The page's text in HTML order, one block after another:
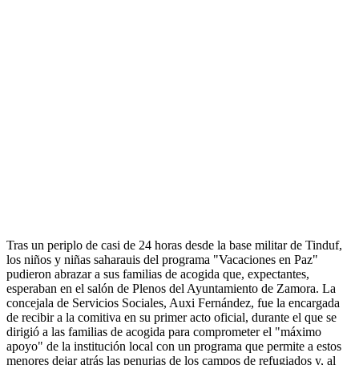
Tras un periplo de casi de 24 horas desde la base militar de Tinduf,
los niños y niñas saharauis del programa "Vacaciones en Paz"
pudieron abrazar a sus familias de acogida que, expectantes,
esperaban en el salón de Plenos del Ayuntamiento de Zamora. La
concejala de Servicios Sociales, Auxi Fernández, fue la encargada
de recibir a la comitiva en su primer acto oficial, durante el que se
dirigió a las familias de acogida para comprometer el "máximo
apoyo" de la institución local con un programa que permite a estos
menores dejar atrás las penurias de los campos de refugiados y, al